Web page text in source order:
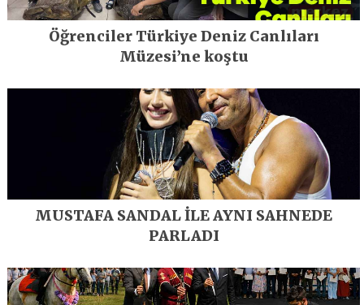
Öğrenciler Türkiye Deniz Canlıları
Müzesi’ne koştu
MUSTAFA SANDAL İLE AYNI SAHNEDE
PARLADI